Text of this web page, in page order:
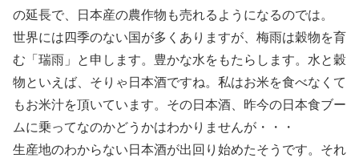
の延長で、日本産の農作物も売れるようになるのでは。
世界には四季のない国が多くありますが、梅雨は穀物を育
む「瑞雨」と申します。豊かな水をもたらします。水と穀
物といえば、そりゃ日本酒ですね。私はお米を食べなくて
もお米汁を頂いています。その日本酒、昨今の日本食ブー
ムに乗ってなのかどうかはわかりませんが・・・
生産地のわからない日本酒が出回り始めたそうです。それ